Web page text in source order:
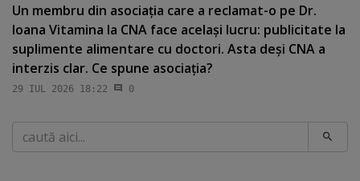
Un membru din asociaţia care a reclamat-o pe Dr.
Ioana Vitamina la CNA face acelaşi lucru: publicitate la
suplimente alimentare cu doctori. Asta deşi CNA a
interzis clar. Ce spune asociaţia?
29 IUL 2026 18:22 0
Caută